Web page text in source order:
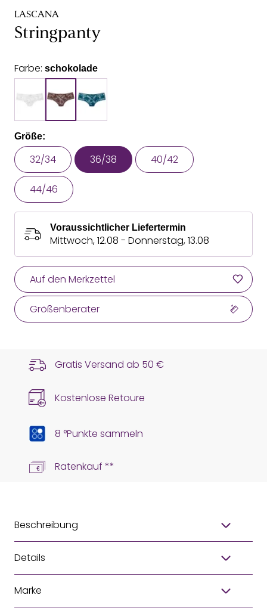
LASCANA
Stringpanty
Farbe: schokolade
Größe:
32/34 36/38 40/42
44/46
Voraussichtlicher Liefertermin
Mittwoch, 12.08 - Donnerstag, 13.08
Auf den Merkzettel
Größenberater
Gratis Versand ab 50 €
Kostenlose Retoure
8 °Punkte sammeln
Ratenkauf **
Beschreibung
Details
Marke